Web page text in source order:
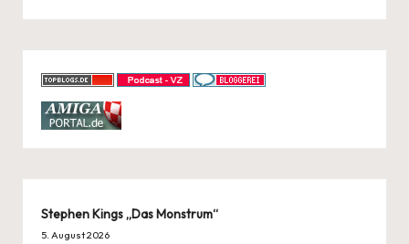
Stephen Kings „Das Monstrum“
5. August 2026